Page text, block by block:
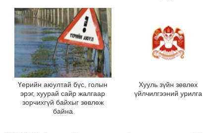
Үерийн аюултай бүс, голын
эрэг, хуурай сайр жалгаар
зорчихгүй байхыг зөвлөж
байна
Хууль зүйн зөвлөх
үйлчилгээний урилга